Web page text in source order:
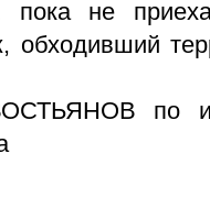
пока не
обходивший
по